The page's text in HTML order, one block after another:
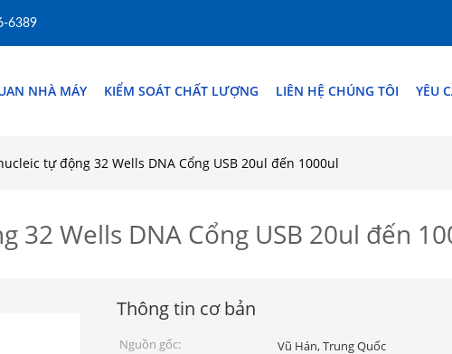
6389
NHÀ MÁY KIỂM SOÁT CHẤT LƯỢNG LIÊN HỆ CHÚNG TÔI YÊU
tự động 32 Wells DNA Cổng USB 20ul đến 1000ul
Wells DNA Cổng USB 20ul đến
Thông tin cơ bản
Nguồn gốc:
Vũ Hán, Trung Quốc